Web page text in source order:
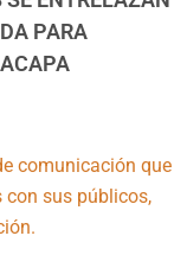
PARA
comunicación que
con sus públicos,